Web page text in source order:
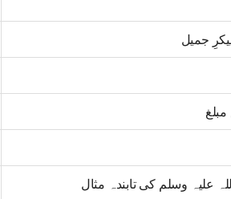
جمیل
علیہ وسلم کی تابندہ مثال